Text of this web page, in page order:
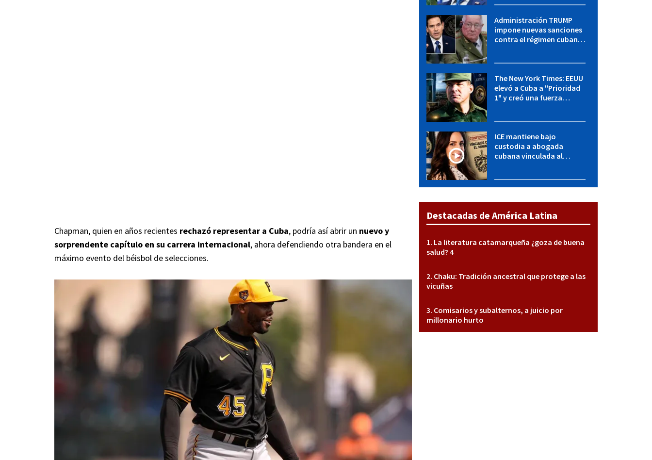
Chapman, quien en años recientes rechazó representar a Cuba, podría así abrir un nuevo y
sorprendente capítulo en su carrera internacional, ahora defendiendo otra bandera en el
máximo evento del béisbol de selecciones.
Administración TRUMP
impone nuevas sanciones
contra el régimen cubano:
The New York Times: EEUU
elevó a Cuba a "Prioridad
1" y creó una fuerza
ICE mantiene bajo
custodia a abogada
cubana vinculada al
Destacadas de América Latina
La literatura catamarqueña ¿goza de buena
salud? 4
Chaku: Tradición ancestral que protege a las
vicuñas
Comisarios y subalternos, a juicio por
millonario hurto